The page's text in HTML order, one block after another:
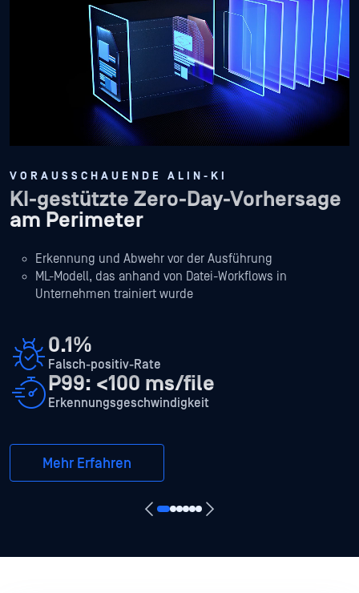
VORAUSSCHAUENDE ALIN-KI
KI-gestützte Zero-Day-Vorhersage
am Perimeter
Erkennung und Abwehr vor der Ausführung
ML-Modell, das anhand von Datei-Workflows in
Unternehmen trainiert wurde
0.1%
Falsch-positiv-Rate
P99: <100 ms/file
Erkennungsgeschwindigkeit
Mehr Erfahren